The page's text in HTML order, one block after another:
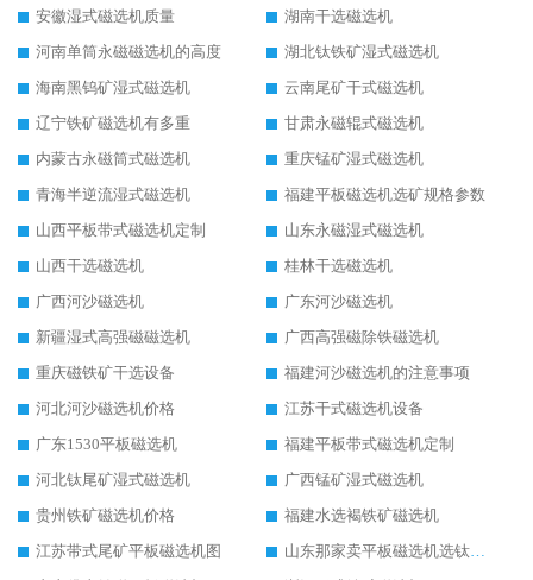
安徽湿式磁选机质量
湖南干选磁选机
河南单筒永磁磁选机的高度
湖北钛铁矿湿式磁选机
海南黑钨矿湿式磁选机
云南尾矿干式磁选机
辽宁铁矿磁选机有多重
甘肃永磁辊式磁选机
内蒙古永磁筒式磁选机
重庆锰矿湿式磁选机
青海半逆流湿式磁选机
福建平板磁选机选矿规格参数
山西平板带式磁选机定制
山东永磁湿式磁选机
山西干选磁选机
桂林干选磁选机
广西河沙磁选机
广东河沙磁选机
新疆湿式高强磁磁选机
广西高强磁除铁磁选机
重庆磁铁矿干选设备
福建河沙磁选机的注意事项
河北河沙磁选机价格
江苏干式磁选机设备
广东1530平板磁选机
福建平板带式磁选机定制
河北钛尾矿湿式磁选机
广西锰矿湿式磁选机
贵州铁矿磁选机价格
福建水选褐铁矿磁选机
江苏带式尾矿平板磁选机图
山东那家卖平板磁选机选钛矿用